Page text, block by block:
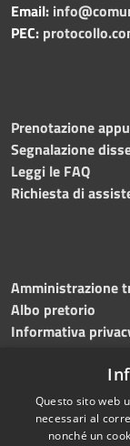
Email:
PEC:
Prenotazione
Segnalazione
Leggi le FAQ
Richiesta di
Amministrazione
Albo pretorio
Informativa
Dichiarazione di
Questo sito web
necessari al
nonché un